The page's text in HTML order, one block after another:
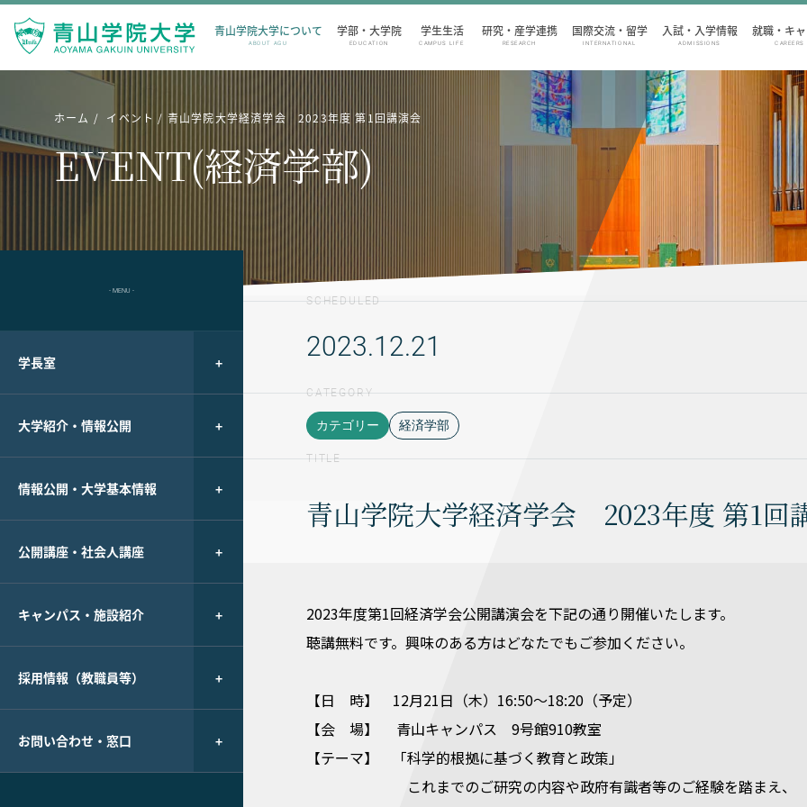
青山学院大学について
ABOUT AGU
学部・大学院
EDUCATION
学生生活
CAMPUS LIFE
研究・産学連携
RESEARCH
国際交流・留学
INTERNATIONAL
入試・入学情報
ADMISSIONS
就職・キ
CAREERS
ホーム イベント 青山学院大学経済学会 2023年度 第1回講演会
EVENT(経済学部)
- MENU -
学長室
大学紹介・情報公開
情報公開・大学基本情報
公開講座・社会人講座
キャンパス・施設紹介
採用情報（教職員等）
お問い合わせ・窓口
SCHEDULED
2023.12.21
CATEGORY
カテゴリー 経済学部
TITLE
青山学院大学経済学会 2023年度 第1回
2023年度第1回経済学会公開講演会を下記の通り開催いたします。
聴講無料です。興味のある方はどなたでもご参加ください。
【日 時】 12月21日（木）16:50～18:20（予定）
【会 場】 青山キャンパス 9号館910教室
【テーマ】 「科学的根拠に基づく教育と政策」
これまでのご研究の内容や政府有識者等のご経験を踏まえ、